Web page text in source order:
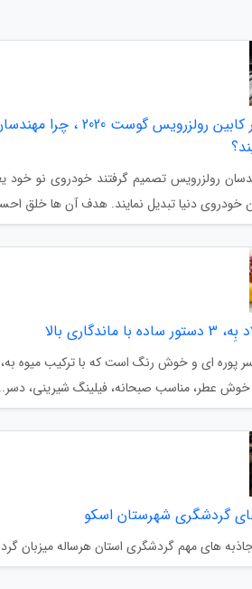
سکوت مرگبار در کابین
خودروی دنیا تبدیل نمایند. هدف آن ها خلق
بالا
پوره ای و خوش رنگ است که با ترکیب میوه
عطر، مناسب صبحانه، فیلینگ شیرینی،
گردشگری شهرستان اسکو
های مهم گردشگری استان هرساله میزبان